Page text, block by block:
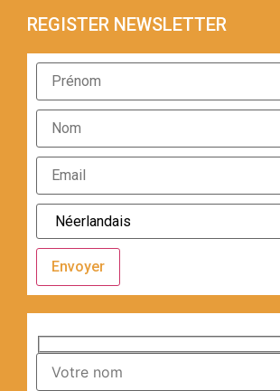
REGISTER NEWSLETTER
Envoyer